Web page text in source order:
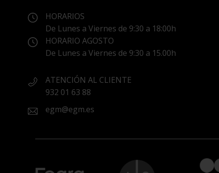
HORARIOS
De Lunes a Viernes de 9:30 a 18:00h
HORARIO AGOSTO
De Lunes a Viernes de 9:30 a 15.00h
ATENCIÓN AL CLIENTE
932 01 63 88
egm@egm.es